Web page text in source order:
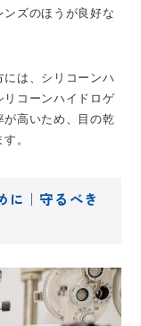
ズのほうが良好な
は、シリコーンハ
リコーンハイドロゲ
が高いため、目の乾
。
に｜守るべき